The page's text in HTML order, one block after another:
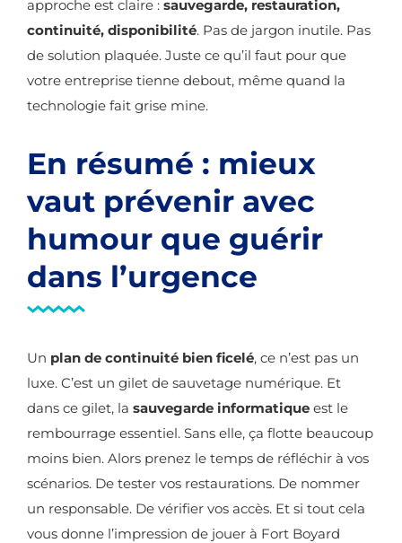
approche est claire : sauvegarde, restauration,
continuité, disponibilité. Pas de jargon inutile. Pas
de solution plaquée. Juste ce qu’il faut pour que
votre entreprise tienne debout, même quand la
technologie fait grise mine.
En résumé : mieux
vaut prévenir avec
humour que guérir
dans l’urgence
Un plan de continuité bien ficelé, ce n’est pas un
luxe. C’est un gilet de sauvetage numérique. Et
dans ce gilet, la sauvegarde informatique est le
rembourrage essentiel. Sans elle, ça flotte beaucoup
moins bien. Alors prenez le temps de réfléchir à vos
scénarios. De tester vos restaurations. De nommer
un responsable. De vérifier vos accès. Et si tout cela
vous donne l’impression de jouer à Fort Boyard